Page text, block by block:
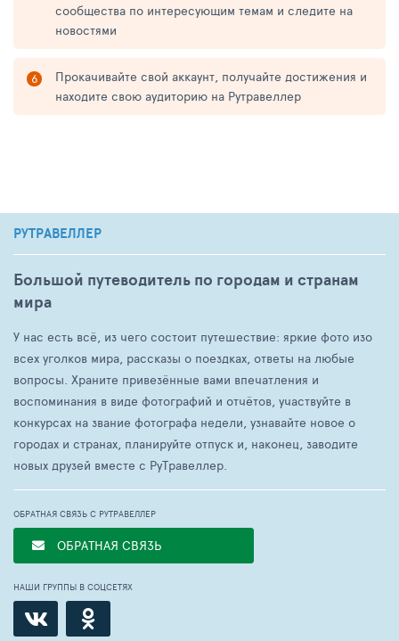
сообщества по интересующим темам и следите на
новостями
Прокачивайте свой аккаунт, получайте достижения и
находите свою аудиторию на Рутравеллер
РУТРАВЕЛЛЕР
Большой путеводитель по городам и странам
мира
У нас есть всё, из чего состоит путешествие: яркие фото изо
всех уголков мира, рассказы о поездках, ответы на любые
вопросы. Храните привезённые вами впечатления и
воспоминания в виде фотографий и отчётов, участвуйте в
конкурсах на звание фотографа недели, узнавайте новое о
городах и странах, планируйте отпуск и, наконец, заводите
новых друзей вместе с РуТравеллер.
ОБРАТНАЯ СВЯЗЬ С РУТРАВЕЛЛЕР
ОБРАТНАЯ СВЯЗЬ
НАШИ ГРУППЫ В СОЦСЕТЯХ